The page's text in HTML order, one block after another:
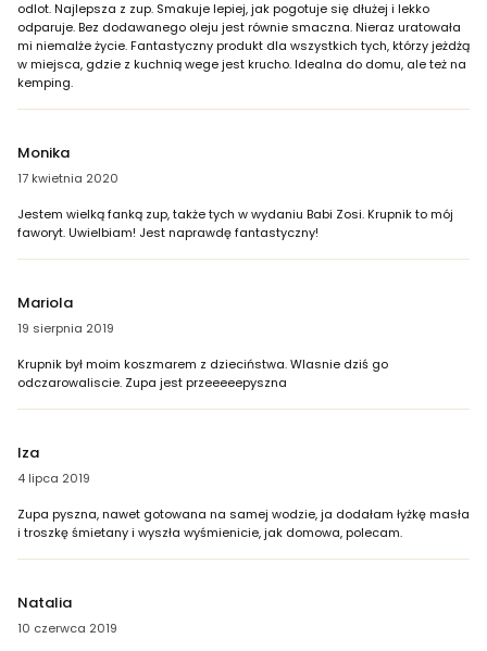
odlot. Najlepsza z zup. Smakuje lepiej, jak pogotuje się dłużej i lekko
odparuje. Bez dodawanego oleju jest równie smaczna. Nieraz uratowała
mi niemalże życie. Fantastyczny produkt dla wszystkich tych, którzy jeżdżą
w miejsca, gdzie z kuchnią wege jest krucho. Idealna do domu, ale też na
kemping.
Monika
17 kwietnia 2020
Jestem wielką fanką zup, także tych w wydaniu Babi Zosi. Krupnik to mój
faworyt. Uwielbiam! Jest naprawdę fantastyczny!
Mariola
19 sierpnia 2019
Krupnik był moim koszmarem z dzieciństwa. Wlasnie dziś go
odczarowaliscie. Zupa jest przeeeeepyszna
Iza
4 lipca 2019
Zupa pyszna, nawet gotowana na samej wodzie, ja dodałam łyżkę masła
i troszkę śmietany i wyszła wyśmienicie, jak domowa, polecam.
Natalia
10 czerwca 2019